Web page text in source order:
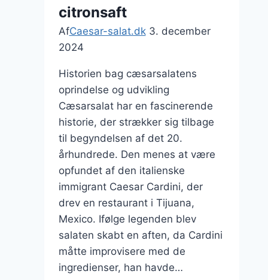
citronsaft
AfCaesar-salat.dk 3. december
2024
Historien bag cæsarsalatens
oprindelse og udvikling
Cæsarsalat har en fascinerende
historie, der strækker sig tilbage
til begyndelsen af det 20.
århundrede. Den menes at være
opfundet af den italienske
immigrant Caesar Cardini, der
drev en restaurant i Tijuana,
Mexico. Ifølge legenden blev
salaten skabt en aften, da Cardini
måtte improvisere med de
ingredienser, han havde…